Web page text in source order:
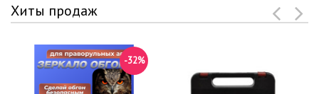
Хиты продаж
-32%